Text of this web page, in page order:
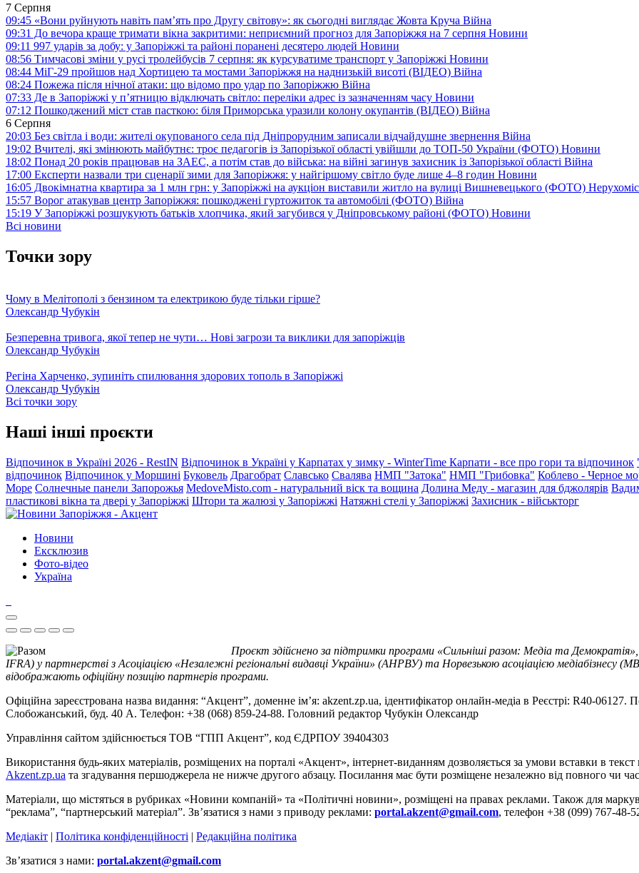
7 Серпня
09:45 «Вони руйнують навіть пам’ять про Другу світову»: як сьогодні виглядає Жовта Круча Війна
09:31 До вечора краще тримати вікна закритими: неприємний прогноз для Запоріжжя на 7 серпня Новини
09:11 997 ударів за добу: у Запоріжжі та районі поранені десятеро людей Новини
08:56 Тимчасові зміни у русі тролейбусів 7 серпня: як курсуватиме транспорт у Запоріжжі Новини
08:44 МіГ-29 пройшов над Хортицею та мостами Запоріжжя на наднизькій висоті (ВІДЕО) Війна
08:24 Пожежа після нічної атаки: що відомо про удар по Запоріжжю Війна
07:33 Де в Запоріжжі у п’ятницю відключать світло: переліки адрес із зазначенням часу Новини
07:12 Пошкоджений міст став пасткою: біля Приморська уразили колону окупантів (ВІДЕО) Війна
6 Серпня
20:03 Без світла і води: жителі окупованого села під Дніпрорудним записали відчайдушне звернення Війна
19:02 Вчителі, які змінюють майбутнє: троє педагогів із Запорізької області увійшли до ТОП-50 України (ФОТО) Новини
18:02 Понад 20 років працював на ЗАЕС, а потім став до війська: на війні загинув захисник із Запорізької області Війна
17:00 Експерти назвали три сценарії зими для Запоріжжя: у найгіршому світло буде лише 4–8 годин Новини
16:05 Двокімнатна квартира за 1 млн грн: у Запоріжжі на аукціон виставили житло на вулиці Вишневецького (ФОТО)
15:57 Ворог атакував центр Запоріжжя: пошкоджені гуртожиток та автомобілі (ФОТО) Війна
15:19 У Запоріжжі розшукують батьків хлопчика, який загубився у Дніпровському районі (ФОТО) Новини
Всі новини
Точки зору
Чому в Мелітополі з бензином та електрикою буде тільки гірше?
Олександр Чубукін
Безперевна тривога, якої тепер не чути… Нові загрози та виклики для запоріжців
Олександр Чубукін
Регіна Харченко, зупиніть спилювання здорових тополь в Запоріжжі
Олександр Чубукін
Всі точки зору
Наші інші проєкти
Відпочинок в Україні 2026 - RestIN Відпочинок в Україні у Карпатах у зимку - WinterTime Карпати - все про гори та відпочинок
відпочинок Відпочинок у Моршині Буковель Драгобрат Славсько Свалява НМП "Затока" НМП "Грибовка" Коблево - Черное
Море Солнечные панели Запорожья MedoveMisto.com - натуральний віск та вощина Долина Меду - магазин для бджолярів
пластикові вікна та двері у Запоріжжі Штори та жалюзі у Запоріжжі Натяжні стелі у Запоріжжі Захисник - військторг
Новини
Ексклюзив
Фото-відео
Україна
Проєкт здійснено за підтримки програми «Сильніші разом: Медіа та
IFRA) у партнерстві з Асоціацією «Незалежні регіональні видавці України» (АНРВУ) та Норвезькою асоціацією медіабізнесу
відображають офіційну позицію партнерів програми.
Офіційна зареєстрована назва видання: “Акцент”, доменне ім’я: akzent.zp.ua, ідентифікатор онлайн-медіа в Реєстрі: R40-
Слобожанський, буд. 40 А. Телефон: +38 (068) 859-24-88. Головний редактор Чубукін Олександр
Управління сайтом здійснюється ТОВ “ГПП Акцент”, код ЄДРПОУ 39404303
Використання будь-яких матеріалів, розміщених на порталі «Акцент», інтернет-виданням дозволяється за умови вставки в
Akzent.zp.ua та згадування першоджерела не нижче другого абзацу. Посилання має бути розміщене незалежно від повного чи
Матеріали, що містяться в рубриках «Новини компаній» та «Політичні новини», розміщені на правах реклами. Також для
“реклама”, “партнерський матеріал”. Зв’язатися з нами з приводу реклами: portal.akzent@gmail.com, телефон +38 (099) 767-48-
Медіакіт | Політика конфіденційності | Редакційна політика
Зв’язатися з нами: portal.akzent@gmail.com